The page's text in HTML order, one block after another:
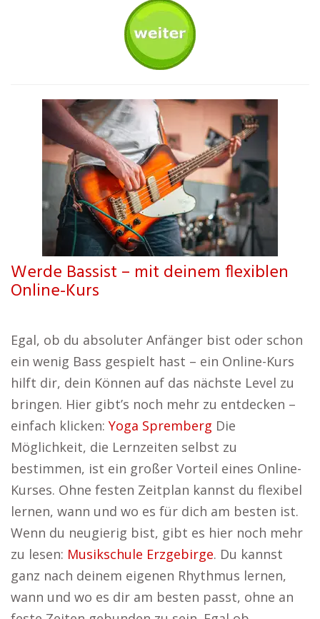
Werde Bassist – mit deinem flexiblen
Online-Kurs
Egal, ob du absoluter Anfänger bist oder schon
ein wenig Bass gespielt hast – ein Online-Kurs
hilft dir, dein Können auf das nächste Level zu
bringen. Hier gibt’s noch mehr zu entdecken –
einfach klicken: Yoga Spremberg Die
Möglichkeit, die Lernzeiten selbst zu
bestimmen, ist ein großer Vorteil eines Online-
Kurses. Ohne festen Zeitplan kannst du flexibel
lernen, wann und wo es für dich am besten ist.
Wenn du neugierig bist, gibt es hier noch mehr
zu lesen: Musikschule Erzgebirge. Du kannst
ganz nach deinem eigenen Rhythmus lernen,
wann und wo es dir am besten passt, ohne an